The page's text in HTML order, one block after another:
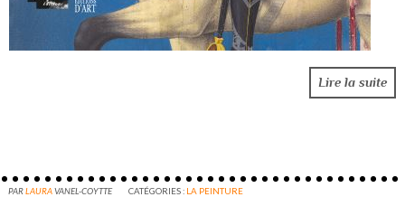
Lire la suite
PARLAURAVANEL-COYTTE CATÉGORIES : LA PEINTURE